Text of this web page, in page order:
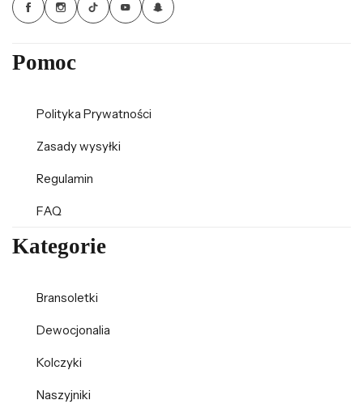
Pomoc
Polityka Prywatności
Zasady wysyłki
Regulamin
FAQ
Kategorie
Bransoletki
Dewocjonalia
Kolczyki
Naszyjniki